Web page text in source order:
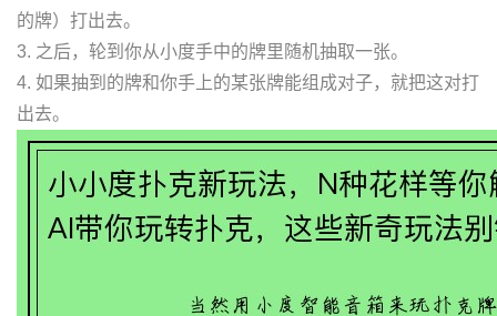
的牌）打出去。
3. 之后，轮到你从小度手中的牌里随机抽取一张。
4. 如果抽到的牌和你手上的某张牌能组成对子，就把这对打
出去。